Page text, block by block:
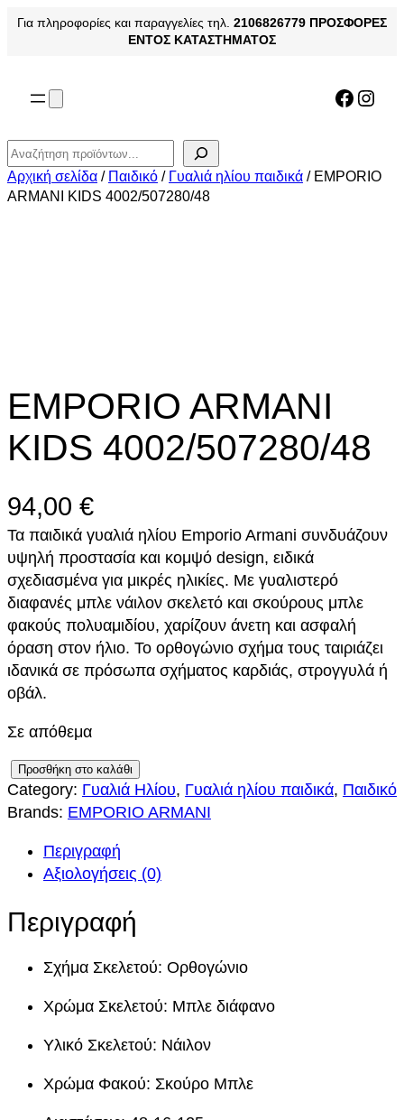
Μετάβαση
Για πληροφορίες και παραγγελίες τηλ. 2106826779 ΠΡΟΣΦΟΡΕΣ
ΕΝΤΟΣ ΚΑΤΑΣΤΗΜΑΤΟΣ
Αναζήτηση
Αρχική σελίδα / Παιδικό / Γυαλιά ηλίου παιδικά / EMPORIO
ARMANI KIDS 4002/507280/48
EMPORIO ARMANI
KIDS 4002/507280/48
94,00 €
Τα παιδικά γυαλιά ηλίου Emporio Armani συνδυάζουν
υψηλή προστασία και κομψό design, ειδικά
σχεδιασμένα για μικρές ηλικίες. Με γυαλιστερό
διαφανές μπλε νάιλον σκελετό και σκούρους μπλε
φακούς πολυαμιδίου, χαρίζουν άνετη και ασφαλή
όραση στον ήλιο. Το ορθογώνιο σχήμα τους ταιριάζει
ιδανικά σε πρόσωπα σχήματος καρδιάς, στρογγυλά ή
οβάλ.
Σε απόθεμα
M
P
A
Προσθήκη στο καλάθι
Category: Γυαλιά Ηλίου, Γυαλιά ηλίου παιδικά, Παιδικό
Brands: EMPORIO ARMANI
Περιγραφή
Αξιολογήσεις (0)
Περιγραφή
Σχήμα Σκελετού: Ορθογώνιο
Χρώμα Σκελετού: Μπλε διάφανο
Υλικό Σκελετού: Νάιλον
Χρώμα Φακού: Σκούρο Μπλε